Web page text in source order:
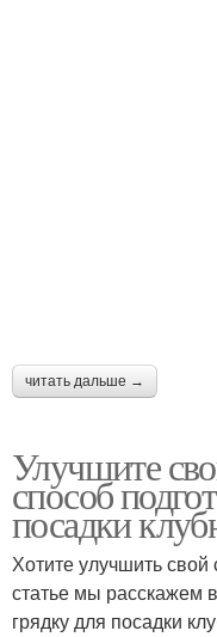
читать дальше →
Улучшите
способ
посадки
Хотите улучшить свой
статье мы расскажем
грядку для посадки